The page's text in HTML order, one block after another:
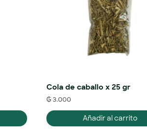
Cola de caballo x 25 gr
₲3.000
Añadir al carrito